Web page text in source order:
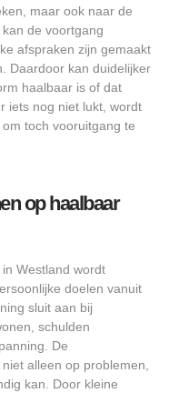
maar ook naar de
de voortgang
afspraken zijn gemaakt
Daardoor kan duidelijker
haalbaar is of dat
iets nog niet lukt, wordt
toch vooruitgang te
op haalbaar
Westland wordt
doelen vanuit
sluit aan bij
schulden
De
alleen op problemen,
kan. Door kleine